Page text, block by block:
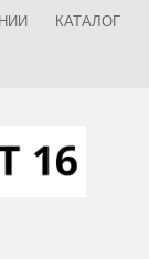
КАТАЛОГ